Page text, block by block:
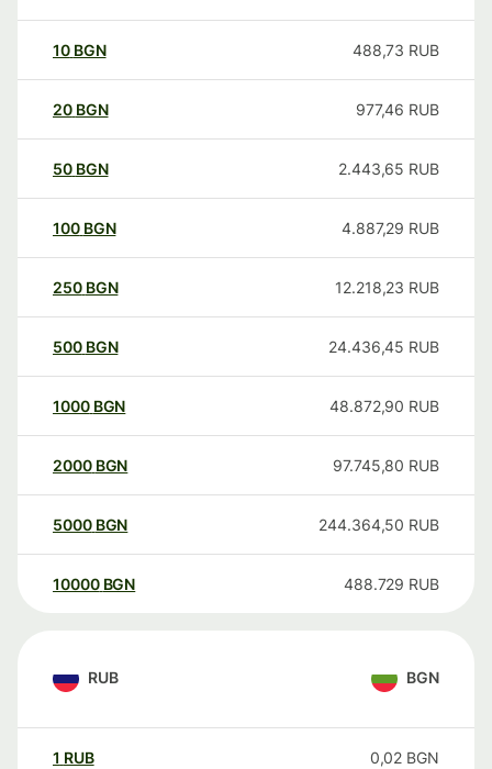
10 BGN 488,73 RUB
20 BGN 977,46 RUB
50 BGN 2.443,65 RUB
100 BGN 4.887,29 RUB
250 BGN 12.218,23 RUB
500 BGN 24.436,45 RUB
1000 BGN 48.872,90 RUB
2000 BGN 97.745,80 RUB
5000 BGN 244.364,50 RUB
10000 BGN 488.729 RUB
RUB BGN
1 RUB 0,02 BGN